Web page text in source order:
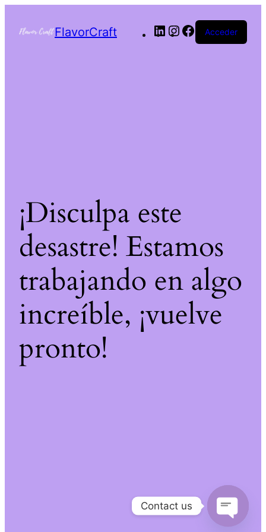
FlavorCraft Acceder
¡Disculpa este
desastre! Estamos
trabajando en algo
increíble, ¡vuelve
pronto!
Contact us